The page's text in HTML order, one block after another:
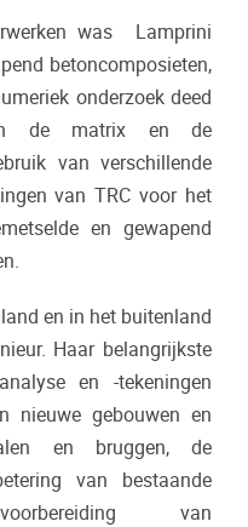
was Lamprini
betoncomposieten,
onderzoek deed
de matrix en de
van verschillende
van TRC voor het
en gewapend
en in het buitenland
Haar belangrijkste
en -tekeningen
nieuwe gebouwen en
en bruggen, de
van bestaande
van